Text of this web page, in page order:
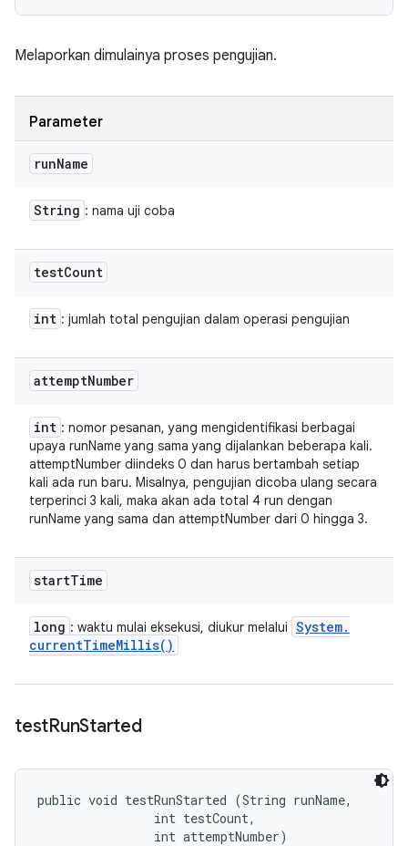
Melaporkan dimulainya proses pengujian.
Parameter
runName
String : nama uji coba
testCount
int : jumlah total pengujian dalam operasi pengujian
attemptNumber
int : nomor pesanan, yang mengidentifikasi berbagai
upaya runName yang sama yang dijalankan beberapa kali.
attemptNumber diindeks 0 dan harus bertambah setiap
kali ada run baru. Misalnya, pengujian dicoba ulang secara
terperinci 3 kali, maka akan ada total 4 run dengan
runName yang sama dan attemptNumber dari 0 hingga 3.
startTime
long : waktu mulai eksekusi, diukur melalui System.
currentTimeMillis( )
testRunStarted
public void testRunStarted (String runName,
                int testCount,
                int attemptNumber)